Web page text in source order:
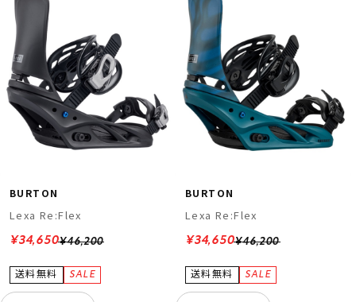
BURTON
Lexa Re:Flex
¥46,200
¥34,650
BURTON
Lexa Re:Flex
¥46,200
¥34,650